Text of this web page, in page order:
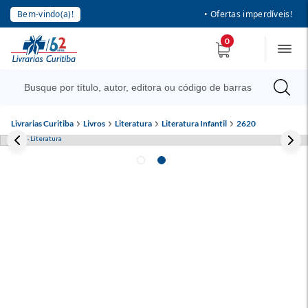
Bem-vindo(a)! • Ofertas imperdíveis!
0
Livrarias Curitiba Livros Literatura Literatura Infantil 2620